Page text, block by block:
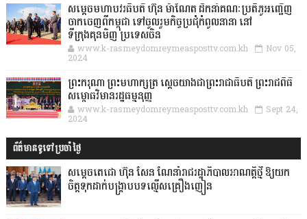
សម្តេចមហាបវរធិបតី ហ៊ុន ម៉ាណែត ដឹកនាំគណៈប្រតិភូអញ្ជើញ
ចាកចេញពីកម្ពុជា ទៅចូលរួមកិច្ចប្រជុំកំពូលនានា នៅ
ទីក្រុងគុនមិញ ប្រទេសចិន
www.k-rasmeydomreymeasposttv.com.kh Nov 05,
2024
ព្រះករុណា ព្រះមហាក្សត្រ ស្តេចយាងជាព្រះរាជាធិបតី ព្រះរាជពិធី
សម្ពោធវិមានរដ្ឋធម្មនុញ្ញ
www.k-rasmeydomreymeasposttv.com.kh Sept 24,
2024
ព័ត៌មានទូទៅប្រចាំថ្ងៃ
សម្តេចតេជោ ហ៊ុន សែន ណែនាំរាជរដ្ឋាភិបាលអាណត្តិថ្មី ឱ្យយក
ចិត្តទុកដាក់បង្ក្រាបបទល្មើសគ្រឿងញៀន